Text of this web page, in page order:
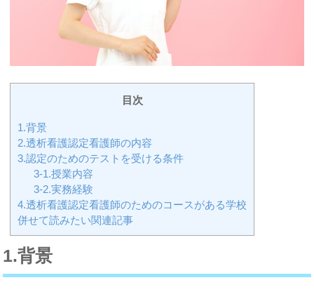
目次
1.背景
2.透析看護認定看護師の内容
3.認定のためのテストを受ける条件
3-1.授業内容
3-2.実務経験
4.透析看護認定看護師のためのコースがある学校
併せて読みたい関連記事
1.背景